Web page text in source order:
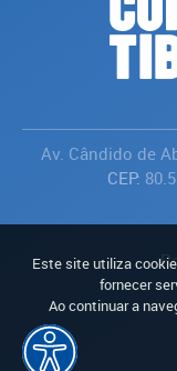
Av. Cândido de
CEP:
Este site utiliza
fornecer
Ao continuar a